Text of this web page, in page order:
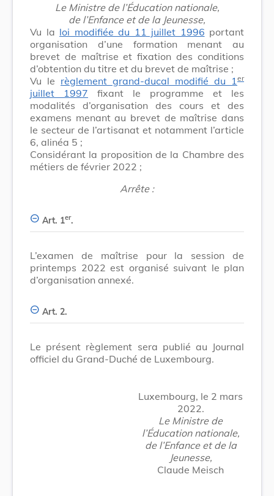
Le Ministre de l’Éducation nationale,
de l’Enfance et de la Jeunesse,
Vu la loi modifiée du 11 juillet 1996 portant
organisation d’une formation menant au
brevet de maîtrise et fixation des conditions
d’obtention du titre et du brevet de maîtrise ;
Vu le règlement grand-ducal modifié du 1 er
juillet 1997 fixant le programme et les
modalités d’organisation des cours et des
examens menant au brevet de maîtrise dans
le secteur de l’artisanat et notamment l’article
6, alinéa 5 ;
Considérant la proposition de la Chambre des
métiers de février 2022 ;
Arrête :
Art. 1er.
L’examen de maîtrise pour la session de
printemps 2022 est organisé suivant le plan
d’organisation annexé.
Art. 2.
Le présent règlement sera publié au Journal
officiel du Grand-Duché de Luxembourg.
Luxembourg, le 2 mars
2022.
Le Ministre de
l’Éducation nationale,
de l’Enfance et de la
Jeunesse,
Claude Meisch